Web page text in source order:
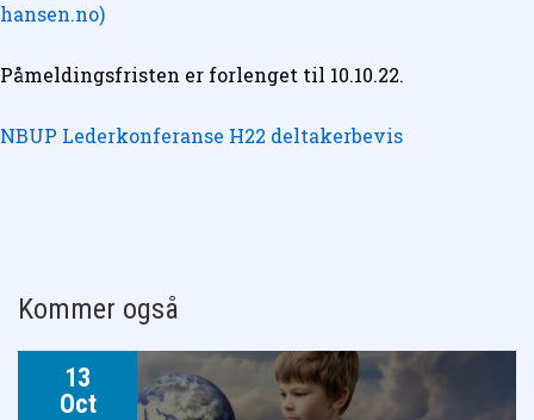
hansen.no)
Påmeldingsfristen er forlenget til 10.10.22.
NBUP Lederkonferanse H22 deltakerbevis
Kommer også
13
Oct